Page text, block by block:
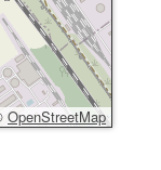
OpenStreetMap